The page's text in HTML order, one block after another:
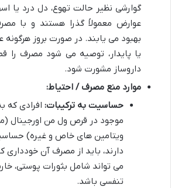
گوارشی نظیر حالت تهوع، دل درد یا
عوارض معمولاً گذرا هستند و با
بهبود می یابند. در صورت بروز
یا پایدار، توصیه می شود مصرف را
داروساز مشورت شود.
موارد منع مصرف / احتیاط:
حساسیت به ترکیبات: افرادی که
موجود در قرص ول من اورجینال
ویتامین های خاص و غیره)
دارند، باید از مصرف آن
می تواند شامل بثورات پوستی،
تنفسی باشد.